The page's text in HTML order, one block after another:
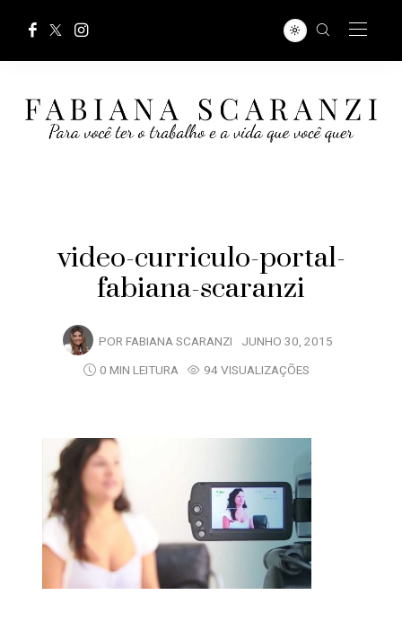
video-curriculo-portal-
fabiana-scaranzi
POR FABIANA SCARANZI JUNHO 30, 2015
0 MIN LEITURA
94 VISUALIZAÇÕES